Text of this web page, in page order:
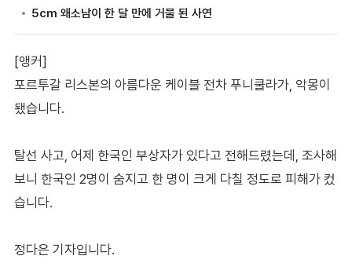
[앵커]
포르투갈 리스본의 아름다운 케이블 전차 푸니쿨라가, 악몽이
됐습니다.
탈선 사고, 어제 한국인 부상자가 있다고 전해드렸는데, 조사해
보니 한국인 2명이 숨지고 한 명이 크게 다칠 정도로 피해가 컸
습니다.
정다은 기자입니다.